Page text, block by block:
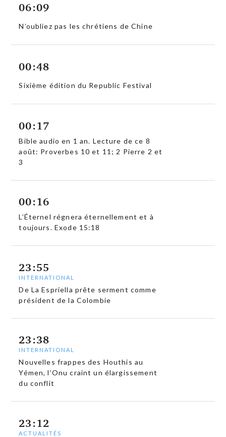
06:09
N’oubliez pas les chrétiens de Chine
00:48
Sixième édition du Republic Festival
00:17
Bible audio en 1 an. Lecture de ce 8
août: Proverbes 10 et 11; 2 Pierre 2 et
3
00:16
L’Éternel régnera éternellement et à
toujours. Exode 15:18
23:55
INTERNATIONAL
De La Espriella prête serment comme
président de la Colombie
23:38
INTERNATIONAL
Nouvelles frappes des Houthis au
Yémen, l’Onu craint un élargissement
du conflit
23:12
ACTUALITÉS